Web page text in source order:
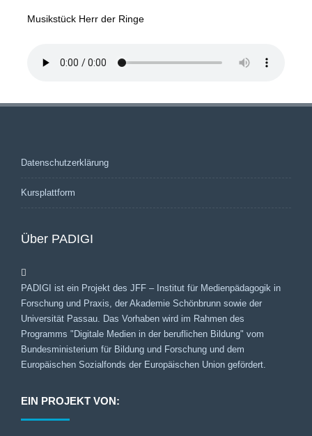
Musikstück Herr der Ringe
Datenschutzerklärung
Kursplattform
Über PADIGI
PADIGI ist ein Projekt des JFF – Institut für Medienpädagogik in
Forschung und Praxis, der Akademie Schönbrunn sowie der
Universität Passau. Das Vorhaben wird im Rahmen des
Programms "Digitale Medien in der beruflichen Bildung" vom
Bundesministerium für Bildung und Forschung und dem
Europäischen Sozialfonds der Europäischen Union gefördert.
EIN PROJEKT VON: